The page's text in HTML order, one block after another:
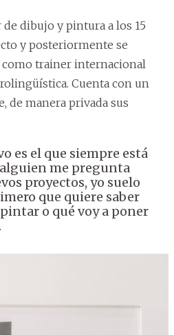
dibujo y pintura a los 15
y posteriormente se
trainer internacional
Cuenta con un
de manera privada sus
es el que siempre está
me pregunta
proyectos, yo suelo
que quiere saber
o qué voy a poner